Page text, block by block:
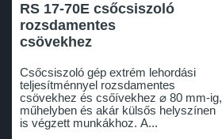
RS 17-70E csőcsiszoló
rozsdamentes
csövekhez
Csőcsiszoló gép extrém lehordási
teljesítménnyel rozsdamentes
csövekhez és csőívekhez ⌀ 80 mm-ig,
műhelyben és akár külsős helyszínen
is végzett munkákhoz. A...